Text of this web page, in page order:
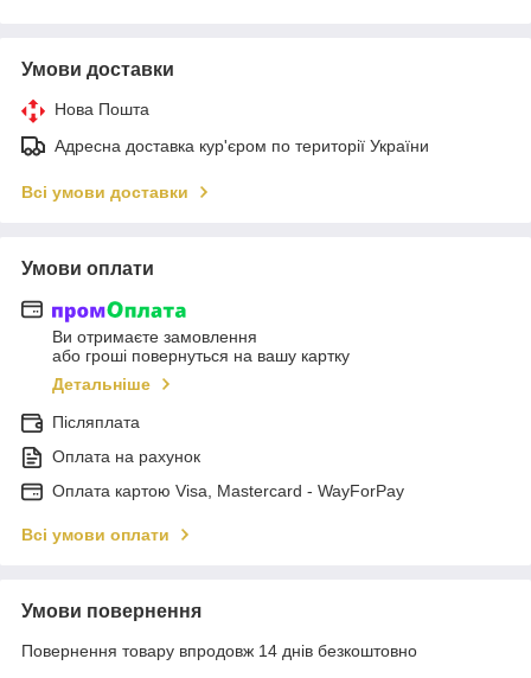
Умови доставки
Нова Пошта
Адресна доставка кур'єром по території України
Всі умови доставки
Умови оплати
Ви отримаєте замовлення
або гроші повернуться на вашу картку
Детальніше
Післяплата
Оплата на рахунок
Оплата картою Visa, Mastercard - WayForPay
Всі умови оплати
Умови повернення
Повернення товару впродовж 14 днів безкоштовно